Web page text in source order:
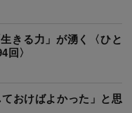
きる力」が湧く〈ひと
〉
おけばよかった」と思